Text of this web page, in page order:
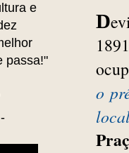
D
o
e
passa!"